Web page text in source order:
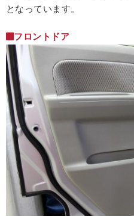
となっています。
フロントドア